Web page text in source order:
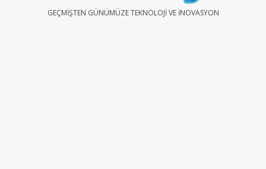
FREEGEÇMIŞTEN GÜNÜMÜZE TEKNOLOJI VE İNOVASYON